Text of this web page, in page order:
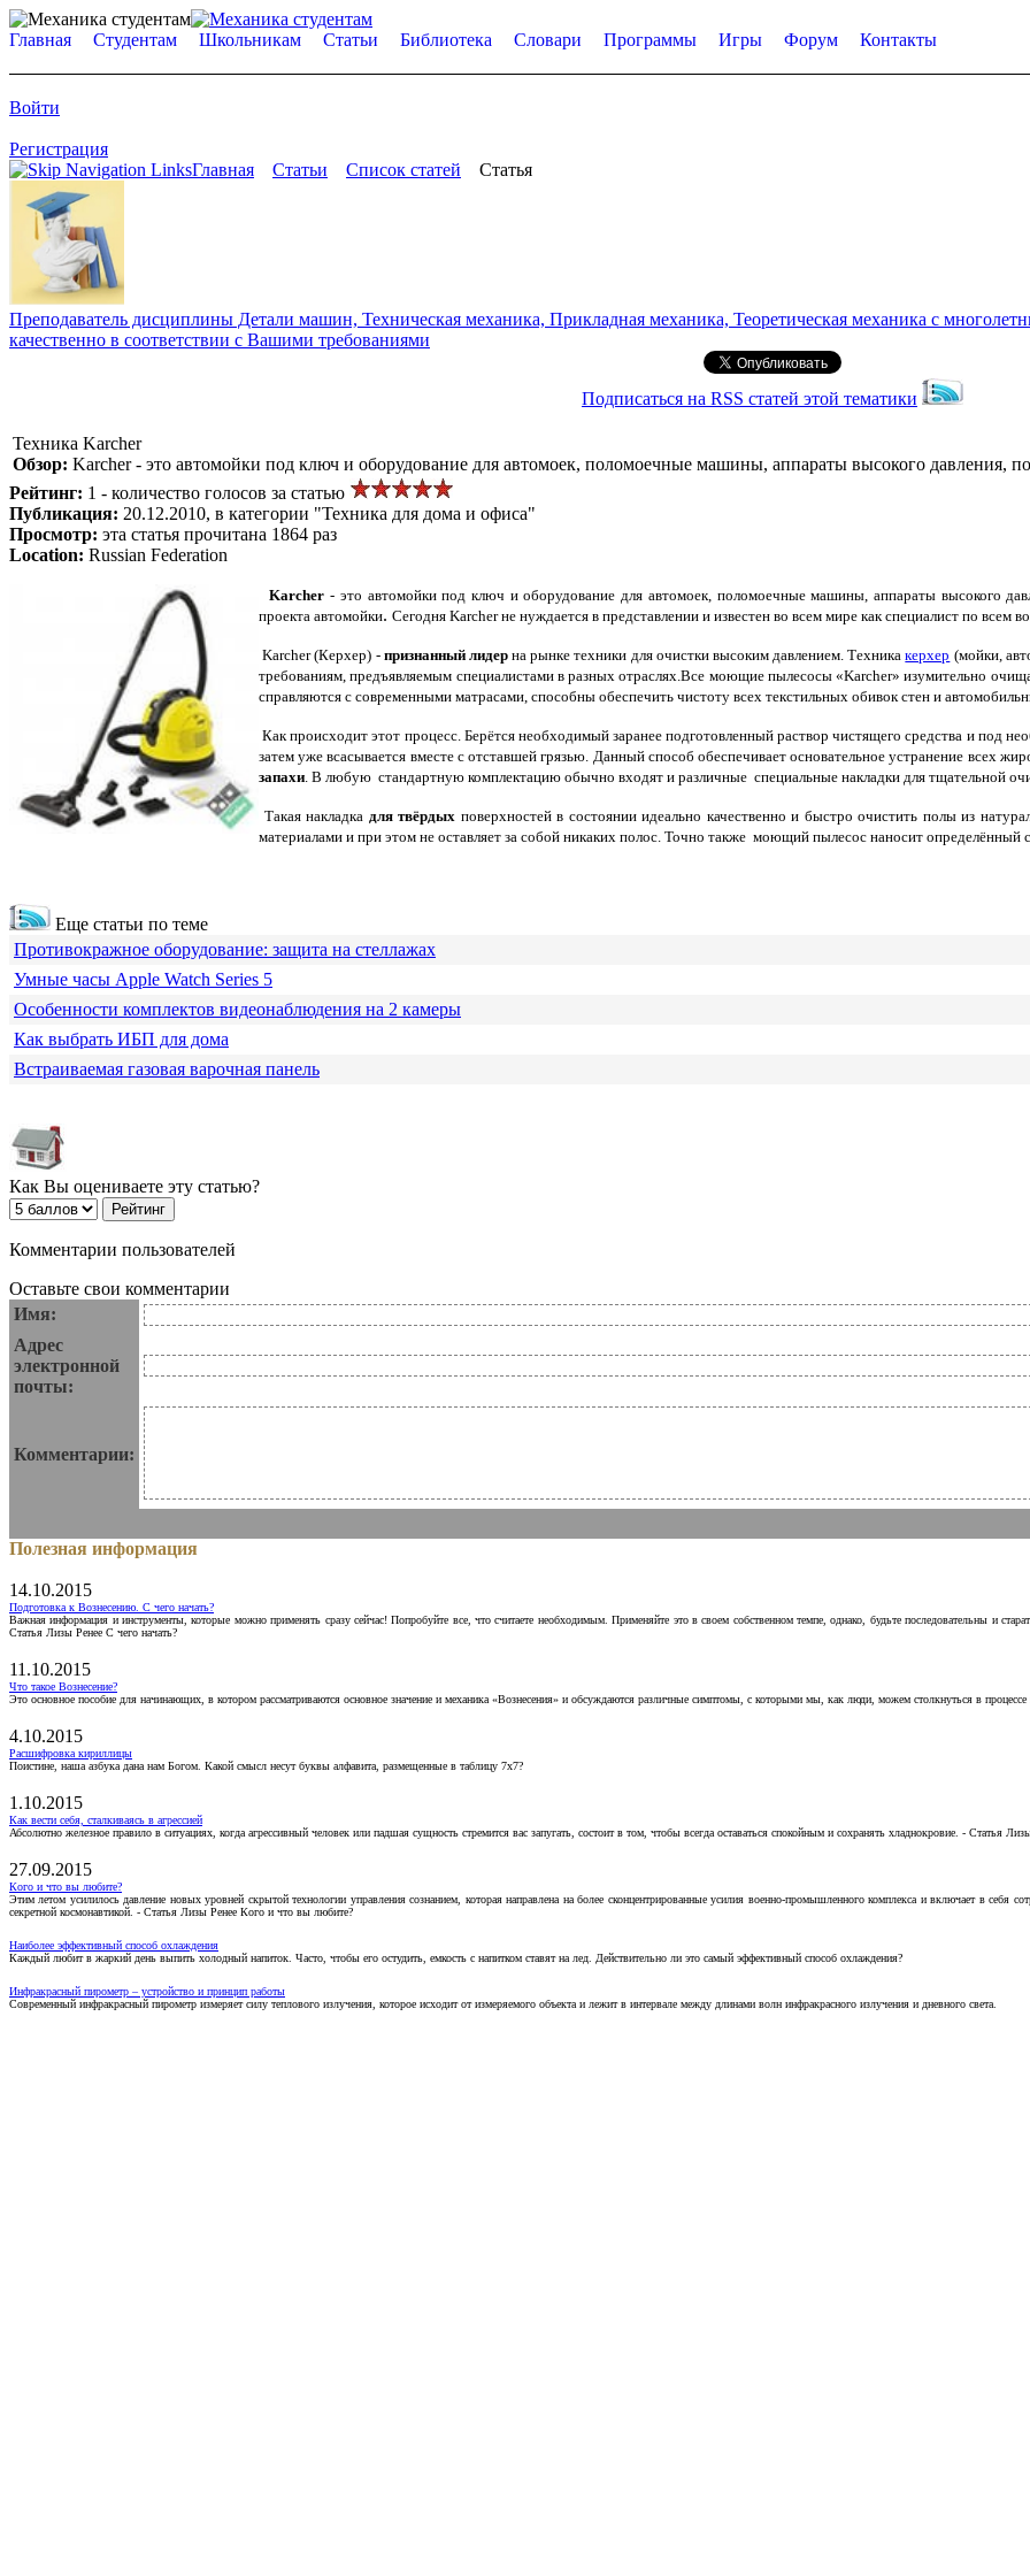
Главная Студентам Школьникам Статьи Библиотека Словари Программы Игры Форум Контакты
Войти
Регистрация
Главная
Статьи Список статей Статья
Преподаватель дисциплины Детали машин, Техническая механика, Прикладная механика, Теоретическая механика с
качественно в соответствии с Вашими требованиями
Подписаться на RSS статей этой тематики
Техника Karcher
Обзор: Karcher - это автомойки под ключ и оборудование для автомоек, поломоечные машины, аппараты высокого давления,
Рейтинг: 1 - количество голосов за статью
Публикация: 20.12.2010, в категории "Техника для дома и офиса"
Просмотр: эта статья прочитана 1864 раз
Location: Russian Federation
Karcher - это автомойки под ключ и оборудование для автомоек, поломоечные машины, аппараты высокого
проекта автомойки. Сегодня Karcher не нуждается в представлении и известен во всем мире как специалист по всем
Karcher (Керхер) - признанный лидерна рынке техники для очистки высоким давлением.Техникакерхер (мойки,
требованиям, предъявляемым специалистами в разных отраслях.Все моющие пылесосы «Karcher» изумительно
справляются с современными матрасами, способны обеспечить чистоту всех текстильных обивок стен и
Как происходит этот процесс. Берётся необходимый заранее подготовленный раствор чистящего средства и под
затем уже всасывается вместе с отставшей грязью. Данный способ обеспечивает основательное устранение всех
запахи . В любую стандартную комплектацию обычно входят и различные специальные накладки для тщательной
Такая накладка для твёрдых поверхностей в состоянии идеально качественно и быстро очистить полы из
материалами и при этом не оставляет за собой никаких полос. Точно также моющий пылесос наносит определённый
Еще статьи по теме
Противокражное оборудование: защита на стеллажах
Умные часы Apple Watch Series 5
Особенности комплектов видеонаблюдения на 2 камеры
Как выбрать ИБП для дома
Встраиваемая газовая варочная панель
Как Вы оцениваете эту статью?
Комментарии пользователей
Оставьте свои комментарии
Имя:
Адрес
электронной
почты:
Комментарии:
Полезная информация
14.10.2015
Подготовка к Вознесению. С чего начать?
Важная информация и инструменты, которые можно применять сразу сейчас! Попробуйте все, что считаете необходимым. Применяйте это в своем собственном темпе, однако, будьте последовательны и
Статья Лизы Ренее С чего начать?
11.10.2015
Что такое Вознесение?
Это основное пособие для начинающих, в котором рассматриваются основное значение и механика «Вознесения» и обсуждаются различные симптомы, с которыми мы, как люди, можем столкнуться в
4.10.2015
Расшифровка кириллицы
Поистине, наша азбука дана нам Богом. Какой смысл несут буквы алфавита, размещенные в таблицу 7х7?
1.10.2015
Как вести себя, сталкиваясь в агрессией
Абсолютно железное правило в ситуациях, когда агрессивный человек или падшая сущность стремится вас запугать, состоит в том, чтобы всегда оставаться спокойным и сохранять хладнокровие. - Статья
27.09.2015
Кого и что вы любите?
Этим летом усилилось давление новых уровней скрытой технологии управления сознанием, которая направлена на более сконцентрированные усилия военно-промышленного комплекса и включает в себя
секретной космонавтикой. - Статья Лизы Ренее Кого и что вы любите?
Наиболее эффективный способ охлаждения
Каждый любит в жаркий день выпить холодный напиток. Часто, чтобы его остудить, емкость с напитком ставят на лед. Действительно ли это самый эффективный способ охлаждения?
Инфракрасный пирометр – устройство и принцип работы
Современный инфракрасный пирометр измеряет силу теплового излучения, которое исходит от измеряемого объекта и лежит в интервале между длинами волн инфракрасного излучения и дневного света.